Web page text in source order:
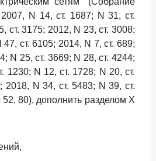
N 14, ст. 1687; N 31, ст.
ст. 3175; 2012, N 23, ст. 3008;
ст. 6105; 2014, N 7, ст. 689;
N 25, ст. 3669; N 28, ст. 4244;
1230; N 12, ст. 1728; N 20, ст.
2018, N 34, ст. 5483; N 39, ст.
52, 80), дополнить разделом X